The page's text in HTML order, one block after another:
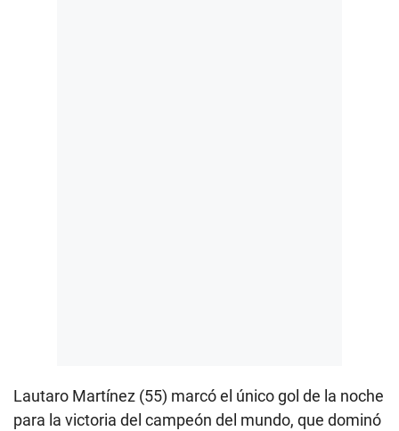
Lautaro Martínez (55) marcó el único gol de la noche
para la victoria del campeón del mundo, que dominó